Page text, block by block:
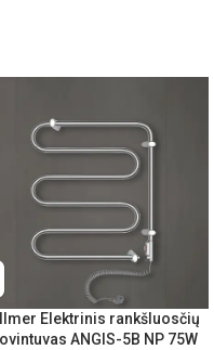
Elektrinis rankšluosčių
ANGIS-5B NP 75W